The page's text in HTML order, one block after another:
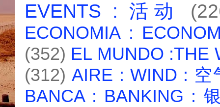
EVENTS : 活动
ECONOMIA :
(352) EL MUNDO :THE
(312) AIRE : WIND : 空
BANCA : BANKING :